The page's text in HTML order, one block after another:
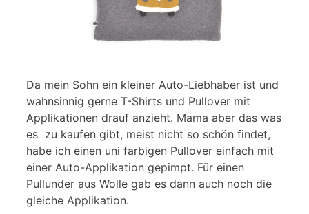
Da mein Sohn ein kleiner Auto-Liebhaber ist und
wahnsinnig gerne T-Shirts und Pullover mit
Applikationen drauf anzieht. Mama aber das was
es zu kaufen gibt, meist nicht so schön findet,
habe ich einen uni farbigen Pullover einfach mit
einer Auto-Applikation gepimpt. Für einen
Pullunder aus Wolle gab es dann auch noch die
gleiche Applikation.